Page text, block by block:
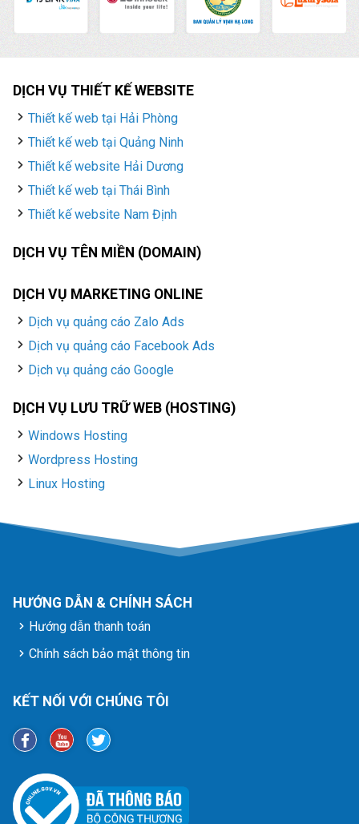
DỊCH VỤ THIẾT KẾ WEBSITE
Thiết kế web tại Hải Phòng
Thiết kế web tại Quảng Ninh
Thiết kế website Hải Dương
Thiết kế web tại Thái Bình
Thiết kế website Nam Định
DỊCH VỤ TÊN MIỀN (DOMAIN)
DỊCH VỤ MARKETING ONLINE
Dịch vụ quảng cáo Zalo Ads
Dịch vụ quảng cáo Facebook Ads
Dịch vụ quảng cáo Google
DỊCH VỤ LƯU TRỮ WEB (HOSTING)
Windows Hosting
Wordpress Hosting
Linux Hosting
HƯỚNG DẪN & CHÍNH SÁCH
Hướng dẫn thanh toán
Chính sách bảo mật thông tin
KẾT NỐI VỚI CHÚNG TÔI